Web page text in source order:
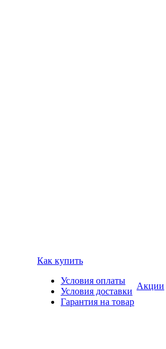
Как купить
Условия оплаты
Условия доставки
Гарантия на товар
Акции